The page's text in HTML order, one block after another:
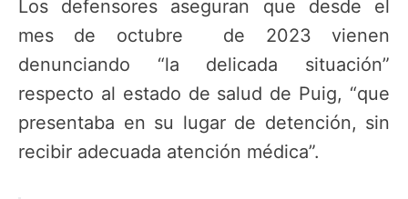
Los defensores aseguran que desde el
mes de octubre de 2023 vienen
denunciando “la delicada situación”
respecto al estado de salud de Puig, “que
presentaba en su lugar de detención, sin
recibir adecuada atención médica”.